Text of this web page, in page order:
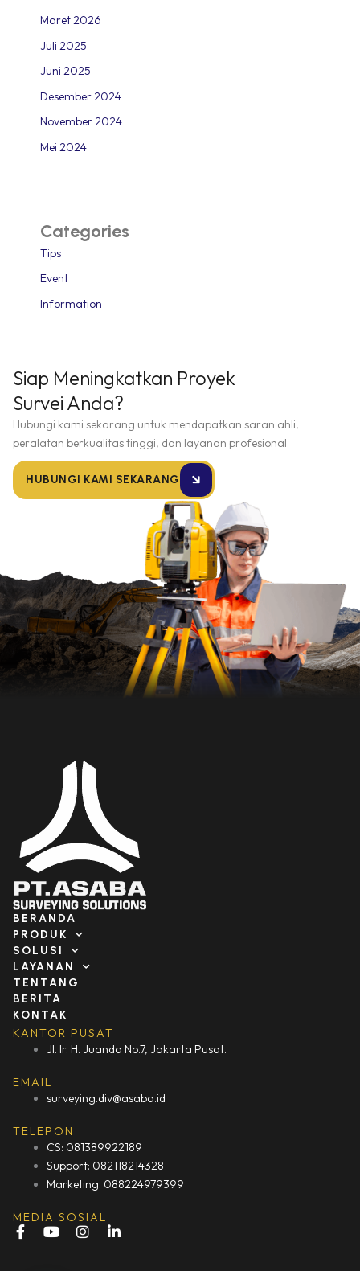
Maret 2026
Juli 2025
Juni 2025
Desember 2024
November 2024
Mei 2024
Categories
Tips
Event
Information
Siap Meningkatkan Proyek
Survei Anda?
Hubungi kami sekarang untuk mendapatkan saran ahli,
peralatan berkualitas tinggi, dan layanan profesional.
HUBUNGI KAMI SEKARANG
BERANDA
PRODUK
SOLUSI
LAYANAN
TENTANG
BERITA
KONTAK
KANTOR PUSAT
Jl. Ir. H. Juanda No.7, Jakarta Pusat.
EMAIL
surveying.div@asaba.id
TELEPON
CS: 081389922189
Support: 082118214328
Marketing: 088224979399
MEDIA SOSIAL
F
a
Y I
n
L